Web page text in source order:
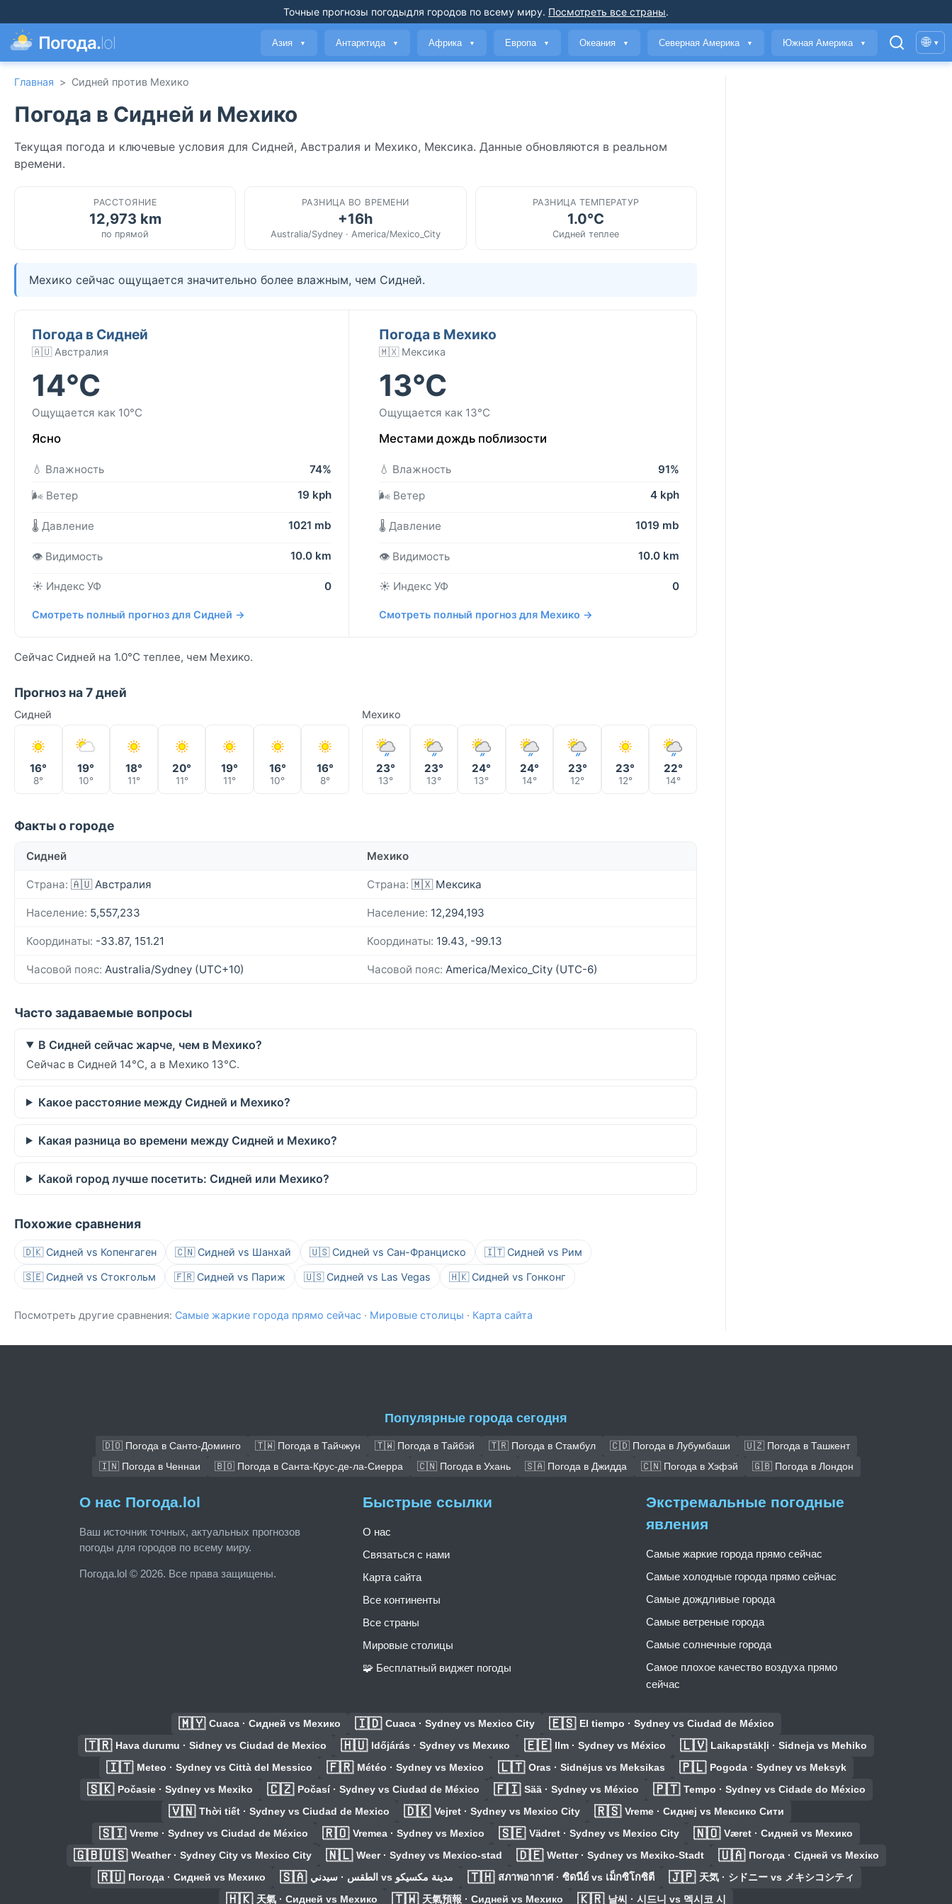
Точные прогнозы погодыдля городов по всему миру. Посмотреть все страны.
Погода.lol Азия ▼ Антарктида ▼ Африка ▼ Европа ▼ Океания ▼ Северная Америка ▼ Южная Америка ▼ 🌐 ▾
Главная > Сидней против Мехико
Погода в Сидней и Мехико
Текущая погода и ключевые условия для Сидней, Австралия и Мехико, Мексика. Данные обновляются в реальном
времени.
РАССТОЯНИЕ
12,973 km
по прямой
РАЗНИЦА ВО ВРЕМЕНИ
+16h
Australia/Sydney · America/Mexico_City
РАЗНИЦА ТЕМПЕРАТУР
1.0°C
Сидней теплее
Мехико сейчас ощущается значительно более влажным, чем Сидней.
Погода в Сидней
🇦🇺 Австралия
14°C
Ощущается как 10°C
Ясно
💧 Влажность
74%
🌬️ Ветер
19 kph
🌡️ Давление 1021 mb
👁️ Видимость 10.0 km
☀️ Индекс УФ 0
Смотреть полный прогноз для Сидней →
Погода в Мехико
🇲🇽 Мексика
13°C
Ощущается как 13°C
Местами дождь поблизости
💧 Влажность
91%
🌬️ Ветер
4 kph
🌡️ Давление 1019 mb
👁️ Видимость 10.0 km
☀️ Индекс УФ 0
Смотреть полный прогноз для Мехико →
Сейчас Сидней на 1.0°C теплее, чем Мехико.
Прогноз на 7 дней
Сидней
16°
8°
19°
10°
18°
11°
20°
11°
19°
11°
16°
10°
16°
8°
Мехико
23°
13°
23°
13°
24°
13°
24°
14°
23°
12°
23°
12°
22°
14°
Факты о городе
Сидней Мехико
Страна: 🇦🇺 Австралия Страна: 🇲🇽 Мексика
Население: 5,557,233 Население: 12,294,193
Координаты: -33.87, 151.21 Координаты: 19.43, -99.13
Часовой пояс: Australia/Sydney (UTC+10) Часовой пояс: America/Mexico_City (UTC-6)
Часто задаваемые вопросы
В Сидней сейчас жарче, чем в Мехико?
Сейчас в Сидней 14°C, а в Мехико 13°C.
Какое расстояние между Сидней и Мехико?
Какая разница во времени между Сидней и Мехико?
Какой город лучше посетить: Сидней или Мехико?
Похожие сравнения
🇩🇰 Сидней vs Копенгаген 🇨🇳 Сидней vs Шанхай 🇺🇸 Сидней vs Сан-Франциско 🇮🇹 Сидней vs Рим
🇸🇪 Сидней vs Стокгольм 🇫🇷 Сидней vs Париж 🇺🇸 Сидней vs Las Vegas 🇭🇰 Сидней vs Гонконг
Посмотреть другие сравнения: Самые жаркие города прямо сейчас · Мировые столицы · Карта сайта
Популярные города сегодня
🇩🇴 Погода в Санто-Доминго 🇹🇼 Погода в Тайчжун 🇹🇼 Погода в Тайбэй 🇹🇷 Погода в Стамбул 🇨🇩 Погода в Лубумбаши
🇺🇿 Погода в Ташкент
🇮🇳 Погода в Ченнаи
🇧🇴 Погода в Санта-Крус-де-ла-Сиерра 🇨🇳 Погода в Ухань 🇸🇦 Погода в Джидда 🇨🇳 Погода в Хэфэй 🇬🇧 Погода в Лондон
О нас Погода.lol
Ваш источник точных, актуальных прогнозов
погоды для городов по всему миру.
Погода.lol © 2026. Все права защищены.
Быстрые ссылки
О нас
Связаться с нами
Карта сайта
Все континенты
Все страны
Мировые столицы
🧩 Бесплатный виджет погоды
Экстремальные погодные
явления
Самые жаркие города прямо сейчас
Самые холодные города прямо сейчас
Самые дождливые города
Самые ветреные города
Самые солнечные города
Самое плохое качество воздуха прямо
сейчас
🇲🇾 Cuaca · Сидней vs Мехико 🇮🇩 Cuaca · Sydney vs Mexico City 🇪🇸 El tiempo · Sydney vs Ciudad de México
🇹🇷 Hava durumu · Sidney vs Ciudad de Mexico 🇭🇺 Időjárás · Sydney vs Мехико 🇪🇪 Ilm · Sydney vs México 🇱🇻 Laikapstākļi · Sidneja vs Mehiko
🇮🇹 Meteo · Sydney vs Città del Messico 🇫🇷 Météo · Sydney vs Mexico 🇱🇹 Oras · Sidnėjus vs Meksikas 🇵🇱 Pogoda · Sydney vs Meksyk
🇸🇰 Počasie · Sydney vs Mexiko 🇨🇿 Počasí · Sydney vs Ciudad de México 🇫🇮 Sää · Sydney vs México 🇵🇹 Tempo · Sydney vs Cidade do México
🇻🇳 Thời tiết · Sydney vs Ciudad de Mexico 🇩🇰 Vejret · Sydney vs Mexico City 🇷🇸 Vreme · Сиднеј vs Мексико Сити
🇸🇮 Vreme · Sydney vs Ciudad de México 🇷🇴 Vremea · Sydney vs Mexico 🇸🇪 Vädret · Sydney vs Mexico City 🇳🇴 Været · Сидней vs Мехико
🇬🇧🇺🇸 Weather · Sydney City vs Mexico City 🇳🇱 Weer · Sydney vs Mexico-stad 🇩🇪 Wetter · Sydney vs Mexiko-Stadt 🇺🇦 Погода · Сідней vs Мехіко
🇷🇺 Погода · Сидней vs Мехико 🇸🇦 الطقس · سيدني vs مدينة مكسيكو 🇹🇭 สภาพอากาศ · ซิดนีย์ vs เม็กซิโกซิตี 🇯🇵 天気 · シドニー vs メキシコシティ
🇭🇰 天氣 · Сидней vs Мехико 🇹🇼 天氣預報 · Сидней vs Мехико 🇰🇷 날씨 · 시드니 vs 멕시코 시